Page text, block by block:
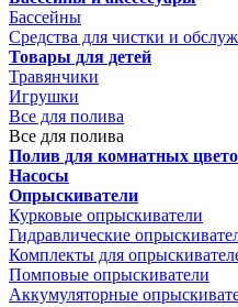
Бассейны
Средства для чистки и
Товары для детей
Травянчики
Игрушки
Все для полива
Все для полива
Полив для комнатных
Насосы
Опрыскиватели
Курковые опрыскиватели
Гидравлические
Комплекты для
Помповые опрыскиватели
Аккумуляторные